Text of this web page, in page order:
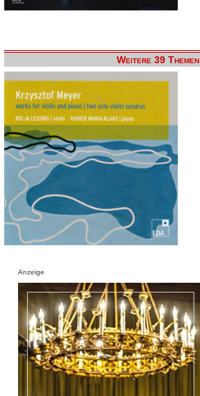
Weitere 39 Themen
Anzeige